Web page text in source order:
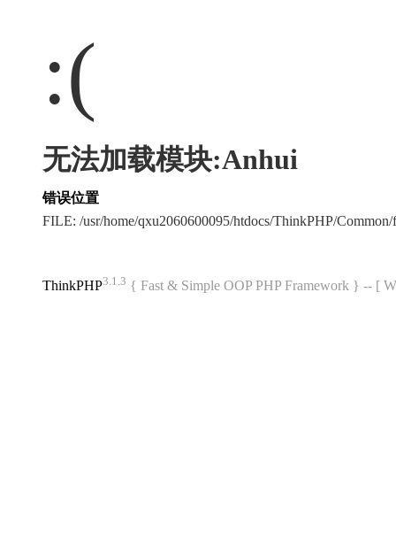
:(
无法加载模块:Anhui
错误位置
FILE: /usr/home/qxu2060600095/htdocs/ThinkPHP/
ThinkPHP3.1.3 { Fast & Simple OOP PHP Framework } -- [